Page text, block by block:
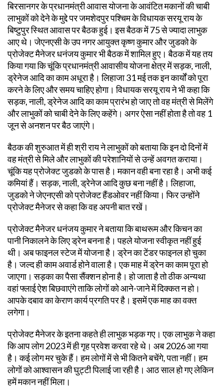
बिरसानगर के प्रधानमंत्री आवास योजना के आवंटित मकानों की चाबी
लाभुकों को देने के मुद्दे पर जमशेदपुर पश्चिम के विधायक सरयू राय के
बिष्टुपुर स्थित आवास पर बैठक हुई। इस बैठक में 75 से ज्यादा लाभुक
आए थे। जेएनएसी के उप नगर आयुक्त कृष्ण कुमार और जुडको के
प्रोजेक्ट मैनेजर धनंजय कुमार भी बैठक में शामिल हुए। बैठक में यह तय
किया गया कि चूंकि प्रधानमंत्री आवासीय योजना क्षेत्र में सड़क, नाली,
ड्रेनेज आदि का काम अधूरा है। लिहाजा 31 मई तक इन कार्यों को पूरा
करने के लिए और समय चाहिए होगा। विधायक सरयू राय ने भी कहा कि
सड़क, नाली, ड्रेनेज आदि का काम प्रारंभ हो जाए तो वह मंत्री से मिलेंगे
और लाभुकों को चाबी देने के लिए कहेंगे। अगर ऐसा नहीं होता है तो वह 1
जून से अनशन पर बैठ जाएंगे।
बैठक की शुरुआत में ही श्री राय ने लाभुकों को बताया कि इन दो दिनों में
वह मंत्री से मिले और लाभुकों की परेशानियों से उन्हें अवगत कराया।
चूंकि यह प्रोजेक्ट जुडको के पास है। मकान वही बना रहा है। अभी कई
कमियां हैं। सड़क, नाली, ड्रेनेज आदि कुछ बना नहीं है। लिहाजा,
जुडको ने जेएनएसी को प्रोजेक्ट हैंडओवर नहीं किया। फिर उन्होंने
प्रोजेक्ट मैनेजर से कहा कि वह अपनी बात रखें।
प्रोजेक्ट मैनेजर धनंजय कुमार ने बताया कि बाथरूम और किचन का
पानी निकालने के लिए ड्रेन बनना है। पहले योजना स्वीकृत नहीं हुई
थी। अब फाइनल स्टेज में योजना है। ड्रेन का टेंडर फाइनल हो चुका
है। जल्द ही काम अवार्ड होने वाला है। एक माह में ड्रेन का काम पूरा हो
जाएगा। सड़का का पैसा सैंक्शन होना है। हो जाता है तो ठीक अन्यथा
वहां फ्लाई ऐश बिछवाएंगे ताकि लोगों को आने-जाने में दिक्कत न हो।
आपके दबाव का केराण कार्य प्रगति पर है। इसमें एक माह का वक्त
लगेगा।
प्रोजेक्ट मैनेजर के इतना कहते ही लाभुक भड़क गए। एक लाभुक ने कहा
कि आप लोग 2023 में ही गृह प्रवेश करवा रहे थे। अब 2026 आ गया
है। कई लोग मर चुके हैं। हम लोगों में से भी कितने बचेंगे, पता नहीं। हम
लोगों को आश्वासन की घुट्टी पिलाई जा रही है। आठ साल हो गए लेकिन
हमें मकान नहीं मिला।